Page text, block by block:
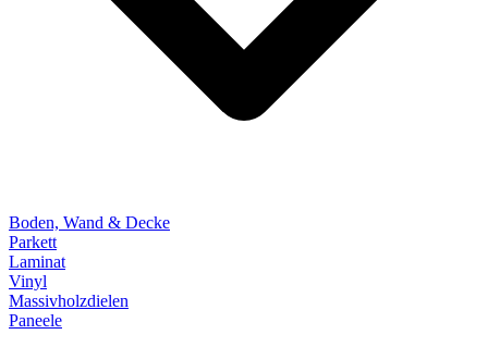
Boden, Wand & Decke
Parkett
Laminat
Vinyl
Massivholzdielen
Paneele